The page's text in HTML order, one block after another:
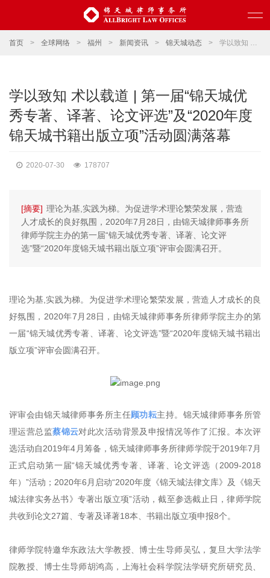
首页 > 全球网络 > 福州 > 新闻资讯 > 锦天城动态 > 学以致知 术以载道 | 第一届“锦天城优秀专著、译著、论文评选”及“2020年度锦天城书籍出版立项”活动圆满落幕
学以致知 术以载道 | 第一届“锦天城优
秀专著、译著、论文评选”及“2020年度
锦天城书籍出版立项”活动圆满落幕
2020-07-30 178707
[摘要] 理论为基,实践为梯。为促进学术理论繁荣发展，营造
人才成长的良好氛围，2020年7月28日，由锦天城律师事务所
律师学院主办的第一届“锦天城优秀专著、译著、论文评
选”暨“2020年度锦天城书籍出版立项”评审会圆满召开。
理论为基,实践为梯。为促进学术理论繁荣发展，营造人才成长的良
好氛围，2020年7月28日，由锦天城律师事务所律师学院主办的第
一届“锦天城优秀专著、译著、论文评选”暨“2020年度锦天城书籍出
版立项”评审会圆满召开。
评审会由锦天城律师事务所主任顾功耘主持。锦天城律师事务所管
理运营总监蔡锦云对此次活动背景及申报情况等作了汇报。本次评
选活动自2019年4月筹备，锦天城律师事务所律师学院于2019年7月
正式启动第一届“锦天城优秀专著、译著、论文评选（2009-2018
年）”活动；2020年6月启动“2020年度《锦天城法律文库》及《锦天
城法律实务丛书》专著出版立项”活动，截至参选截止日，律师学院
共收到论文27篇、专著及译著18本、书籍出版立项申报8个。
律师学院特邀华东政法大学教授、博士生导师吴弘，复旦大学法学
院教授、博士生导师胡鸿高，上海社会科学院法学研究所研究员、